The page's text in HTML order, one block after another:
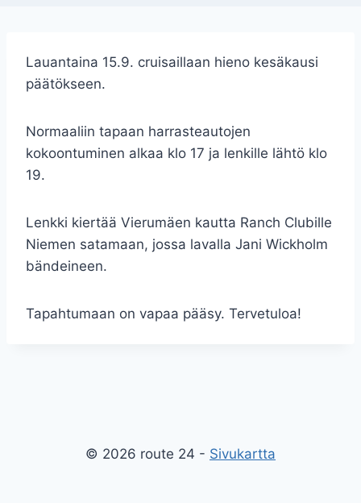
Lauantaina 15.9. cruisaillaan hieno kesäkausi
päätökseen.
Normaaliin tapaan harrasteautojen
kokoontuminen alkaa klo 17 ja lenkille lähtö klo
19.
Lenkki kiertää Vierumäen kautta Ranch Clubille
Niemen satamaan, jossa lavalla Jani Wickholm
bändeineen.
Tapahtumaan on vapaa pääsy. Tervetuloa!
© 2026 route 24 - Sivukartta